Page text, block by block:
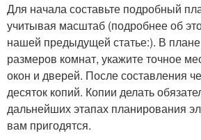
Для начала составьте подробный
учитывая масштаб (подробнее об
нашей предыдущей статье:). В
размеров комнат, укажите точное
окон и дверей. После составления
десяток копий. Копии делать
дальнейших этапах планирования
вам пригодятся.